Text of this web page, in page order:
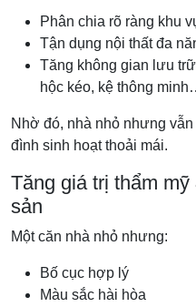
Phân chia rõ ràng khu
Tận dụng nội thất đa
Tăng không gian lưu
hộc kéo, kệ thông
Nhờ đó, nhà nhỏ nhưng
đình sinh hoạt thoải mái.
Tăng giá trị thẩm
sản
Một căn nhà nhỏ nhưng:
Bố cục hợp lý
Màu sắc hài hòa